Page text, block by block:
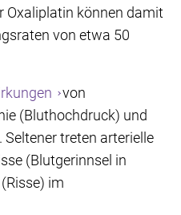
Oxaliplatin können damit
von etwa 50
von
(Bluthochdruck) und
treten arterielle
(Blutgerinnsel in
im